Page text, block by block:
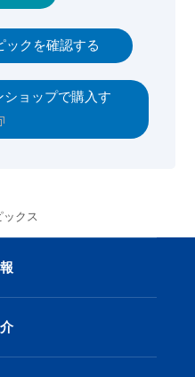
ックを確認する
ョップで購入す
ックス